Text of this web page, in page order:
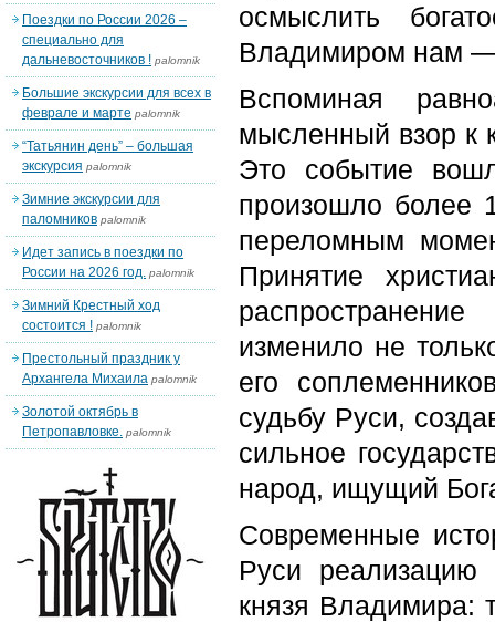
осмыслить
Владимиром нам —
Вспоминая
мысленный взор к
Это событие
произошло более
переломным
Принятие
изменило не
его
судьбу Руси,
сильное
народ, ищущий
Современные
Руси реализацию
князя Владимира:
Поездки по России 2026 –
специально для
дальневосточников ! palomnik
Большие экскурсии для всех в
феврале и марте palomnik
“Татьянин день” – большая
экскурсия palomnik
Зимние экскурсии для
паломников palomnik
Идет запись в поездки по
России на 2026 год. palomnik
Зимний Крестный ход
состоится ! palomnik
Престольный праздник у
Архангела Михаила palomnik
Золотой октябрь в
Петропавловке. palomnik